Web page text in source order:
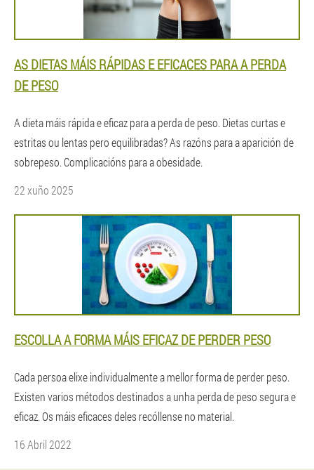
AS DIETAS MÁIS RÁPIDAS E EFICACES PARA A PERDA
DE PESO
A dieta máis rápida e eficaz para a perda de peso. Dietas curtas e
estritas ou lentas pero equilibradas? As razóns para a aparición de
sobrepeso. Complicacións para a obesidade.
22 xuño 2025
ESCOLLA A FORMA MÁIS EFICAZ DE PERDER PESO
Cada persoa elixe individualmente a mellor forma de perder peso.
Existen varios métodos destinados a unha perda de peso segura e
eficaz. Os máis eficaces deles recóllense no material.
16 Abril 2022